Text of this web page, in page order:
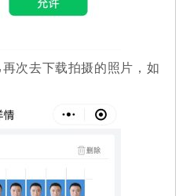
次去下载拍摄的照片，如